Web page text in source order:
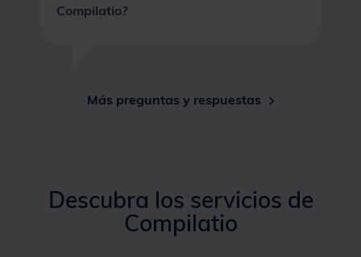
Compilatio?
Más preguntas y respuestas
Descubra los servicios de
Compilatio